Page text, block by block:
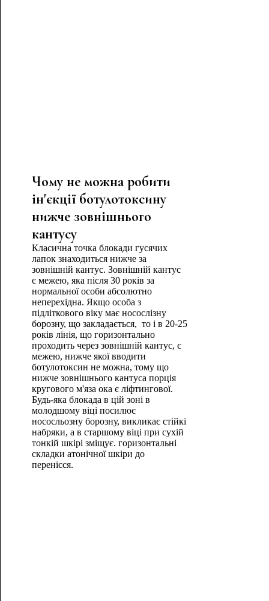
Чому не можна робити
ін'єкції ботулотоксину
нижче зовнішнього
кантусу
Класична точка блокади гусячих
лапок знаходиться нижче за
зовнішній кантус. Зовнішній кантус
є межею, яка після 30 років за
нормальної особи абсолютно
неперехідна. Якщо особа з
підліткового віку має носослізну
борозну, що закладається, то і в 20-25
років лінія, що горизонтально
проходить через зовнішній кантус, є
межею, нижче якої вводити
ботулотоксин не можна, тому що
нижче зовнішнього кантуса порція
кругового м'яза ока є ліфтингової.
Будь-яка блокада в цій зоні в
молодшому віці посилює
нососльозну борозну, викликає стійкі
набряки, а в старшому віці при сухій
тонкій шкірі зміщує. горизонтальні
складки атонічної шкіри до
перенісся.